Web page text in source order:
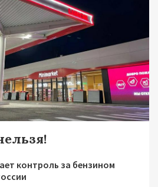
контроль за бензином